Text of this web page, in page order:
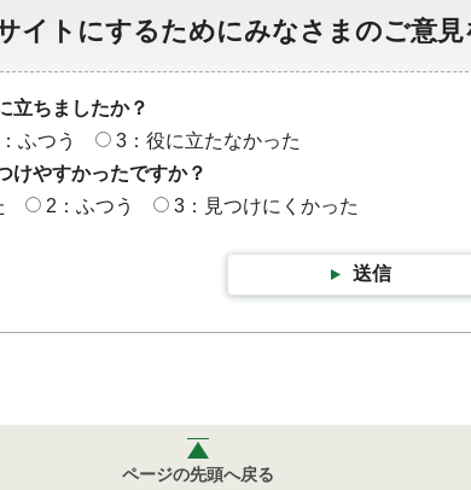
イトにするためにみなさまのご意
立ちましたか？
ふつう
3：役に立たなかった
けやすかったですか？
2：ふつう 3：見つけにくかった
送信
ページの先頭へ戻る